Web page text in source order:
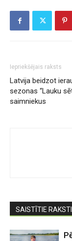
Iepriekšējais raksts
Latvija beidzot
sezonas “Lauku
saimniekus
SAISTĪTIE RAKSTI